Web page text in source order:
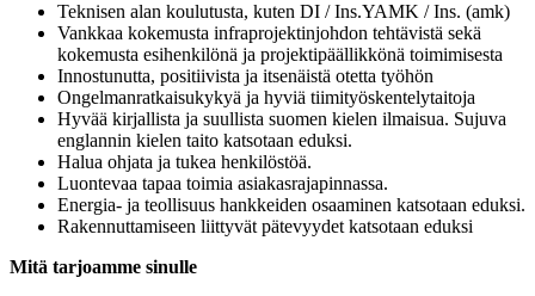
Teknisen alan koulutusta, kuten DI / Ins.YAMK / Ins. (amk)
Vankkaa kokemusta infraprojektinjohdon tehtävistä sekä
kokemusta esihenkilönä ja projektipäällikkönä toimimisesta
Innostunutta, positiivista ja itsenäistä otetta työhön
Ongelmanratkaisukykyä ja hyviä tiimityöskentelytaitoja
Hyvää kirjallista ja suullista suomen kielen ilmaisua. Sujuva
englannin kielen taito katsotaan eduksi.
Halua ohjata ja tukea henkilöstöä.
Luontevaa tapaa toimia asiakasrajapinnassa.
Energia- ja teollisuus hankkeiden osaaminen katsotaan eduksi.
Rakennuttamiseen liittyvät pätevyydet katsotaan eduksi
Mitä tarjoamme sinulle